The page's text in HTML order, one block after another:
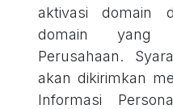
aktivasi domain
domain yang
Perusahaan.
akan dikirimkan
Informasi